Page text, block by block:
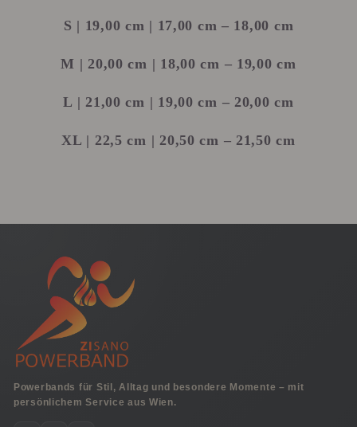
S | 19,00 cm | 17,00 cm – 18,00 cm
M | 20,00 cm | 18,00 cm – 19,00 cm
L | 21,00 cm | 19,00 cm – 20,00 cm
XL | 22,5 cm | 20,50 cm – 21,50 cm
Powerbands für Stil, Alltag und besondere Momente – mit
persönlichem Service aus Wien.